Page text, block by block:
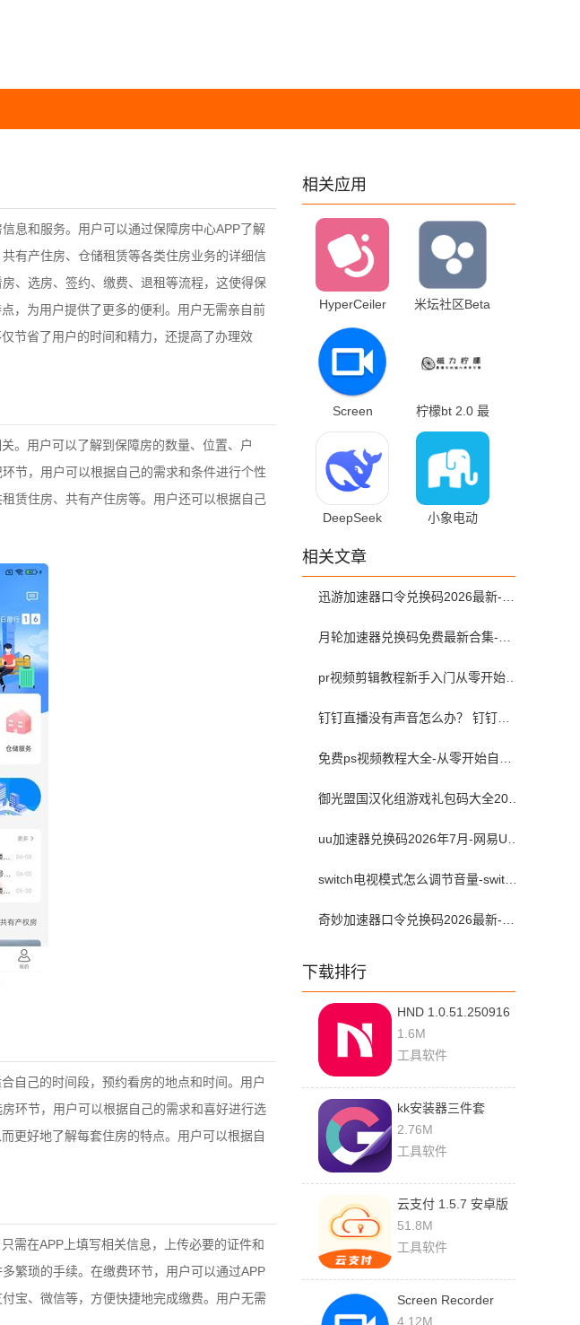
息和服务。用户可以通过保障房中心APP了解
有产住房、仓储租赁等各类住房业务的详细信
、选房、签约、缴费、退租等流程，这使得保
，为用户提供了更多的便利。用户无需亲自前
节省了用户的时间和精力，还提高了办理效
。用户可以了解到保障房的数量、位置、户
节，用户可以根据自己的需求和条件进行个性
赁住房、共有产住房等。用户还可以根据自己
自己的时间段，预约看房的地点和时间。用户
环节，用户可以根据自己的需求和喜好进行选
更好地了解每套住房的特点。用户可以根据自
需在APP上填写相关信息，上传必要的证件和
繁琐的手续。在缴费环节，用户可以通过APP
宝、微信等，方便快捷地完成缴费。用户无需
相关应用
HyperCeiler
米坛社区Beta
Screen
Recorder
1.2.6.7 最新版
柠檬bt 2.0 最
新版
DeepSeek
小象电动
相关文章
下载排行
HND 1.0.51.250916
最新版
1.6M
工具软件
kk安装器三件套
2.5.0514 安卓版
2.76M
工具软件
云支付 1.5.7 安卓版
51.8M
工具软件
Screen Recorder
1.2.6.7 最新版
4.12M